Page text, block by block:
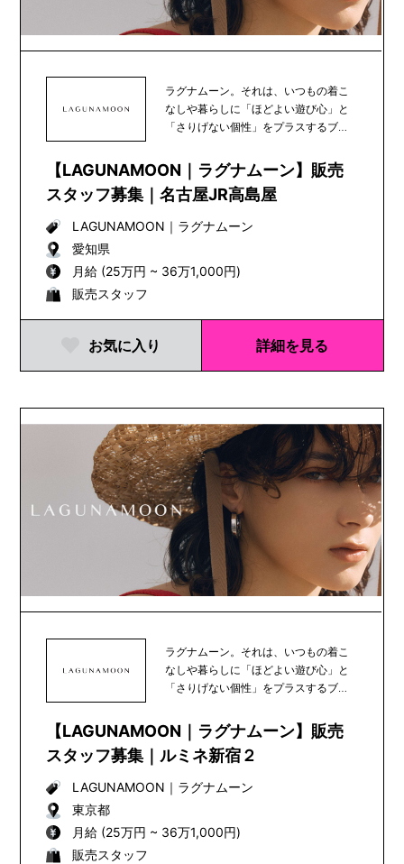
ラグナムーン。それは、いつもの着こ
なしや暮らしに「ほどよい遊び心」と
「さりげない個性」をプラスするブラ
【LAGUNAMOON｜ラグナムーン】販売
スタッフ募集｜名古屋JR高島屋
LAGUNAMOON ｜ ラグナムーン
愛知県
月給 (25万円 ~ 36万1,000円)
販売スタッフ
お気に入り 詳細を見る
ラグナムーン。それは、いつもの着こ
なしや暮らしに「ほどよい遊び心」と
「さりげない個性」をプラスするブラ
【LAGUNAMOON｜ラグナムーン】販売
スタッフ募集｜ルミネ新宿２
LAGUNAMOON ｜ ラグナムーン
東京都
月給 (25万円 ~ 36万1,000円)
販売スタッフ